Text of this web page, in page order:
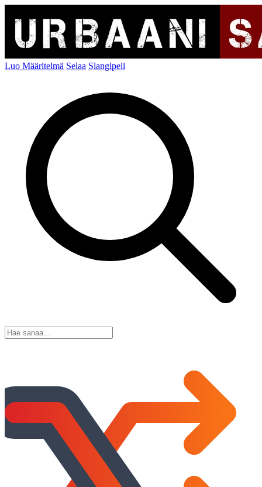
Luo Määritelmä Selaa Slangipeli